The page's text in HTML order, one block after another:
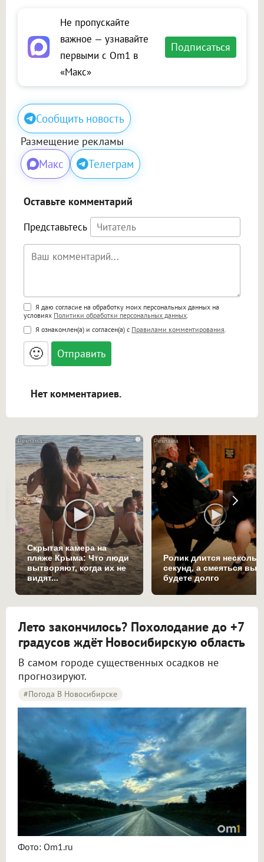
Не пропускайте
важное — узнавайте
первыми с Om1 в
«Макс»
Подписаться
Сообщить новость
Размещение рекламы
Макс Телеграм
Оставьте комментарий
Представьтесь
Поддержка HTML
<b>, <strong>, <u>, <i>, <em>, <s>, <big>,
<small>, <sup>, <sub>, <pre>, <ul>, <ol>, <li>,
<blockquote>, <code> экранирует HTML,
адреса URL автоматически становятся
ссылками, и [img]адрес[/img] будет
Я даю согласие на обработку моих персональных данных на
условиях Политики обработки персональных данных.
Я ознакомлен(а) и согласен(а) с Правилами комментирования.
🙂
Нет комментариев.
i
Скрытая камера на
пляже Крыма: Что люди
вытворяют, когда их не
видят...
Ролик длится
секунд, а смеяться вы
будете долго
Лето закончилось? Похолодание до +7
градусов ждёт Новосибирскую область
В самом городе существенных осадков не
прогнозируют.
#Погода В Новосибирске
Фото: Om1.ru